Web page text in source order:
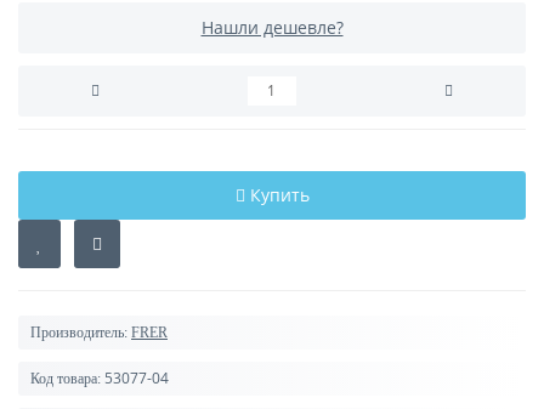
Нашли дешевле?
Купить
Производитель: FRER
Код товара: 53077-04